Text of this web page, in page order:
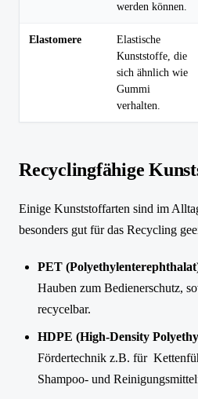
werden können.
Elastomere
Elastische
Kunststoffe, die
sich ähnlich wie
Gummi
verhalten.
Recyclingfähige
Einige Kunststoffarten sind im
besonders gut für das Recycling
PET
Hauben zum Bedienerschutz,
recycelbar.
HDPE (High-Density
Fördertechnik z.B. für
Shampoo- und